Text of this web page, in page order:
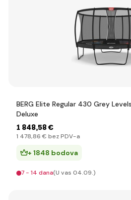
BERG Elite Regular 430 Grey
Deluxe
1 848,58 €
1 478,86 € bez PDV-a
+ 1848 bodova
7 - 14 dana(U vas 04.09.)